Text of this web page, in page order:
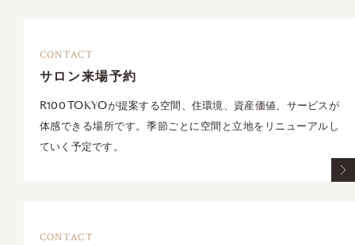
CONTACT
サロン来場予約
R100 TOKYOが提案する空間、住環境、資産価値、サービスが
体感できる場所です。季節ごとに空間と立地をリニューアルし
ていく予定です。
CONTACT